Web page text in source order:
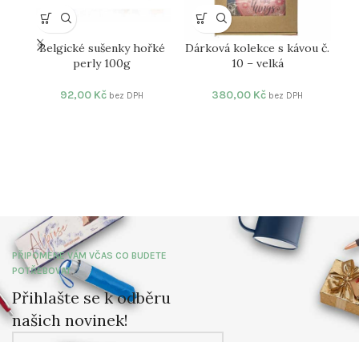
Belgické sušenky hořké
perly 100g
92,00 Kč bez DPH
Dárková kolekce s kávou č.
10 – velká
380,00 Kč bez DPH
PŘIPOMENE VÁM VČAS CO BUDETE
POTŘEBOVAT
Přihlašte se k odběru
našich novinek!